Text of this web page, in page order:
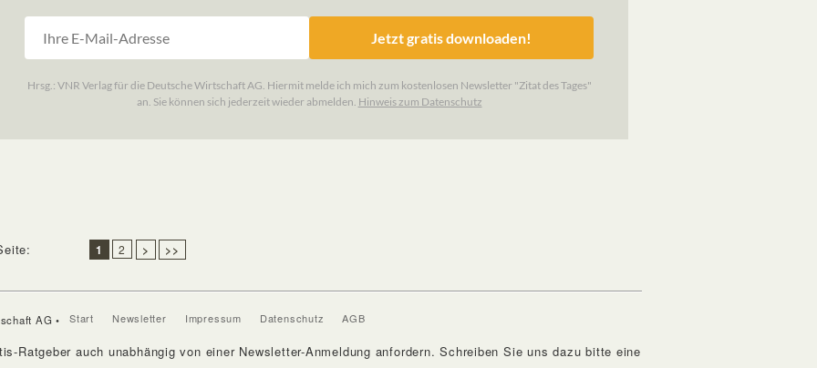
1 2 > >>
AG • Start Newsletter Impressum Datenschutz AGB
Ratgeber auch unabhängig von einer Newsletter-Anmeldung anfordern. Schreiben Sie uns dazu bitte eine